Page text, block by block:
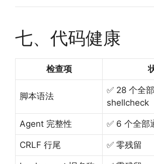
七、代码健康
检查项
脚本语法
✅ 28 个全
shellcheck
Agent 完整性 ✅ 6 个全部
CRLF 行尾 ✅ 零残留